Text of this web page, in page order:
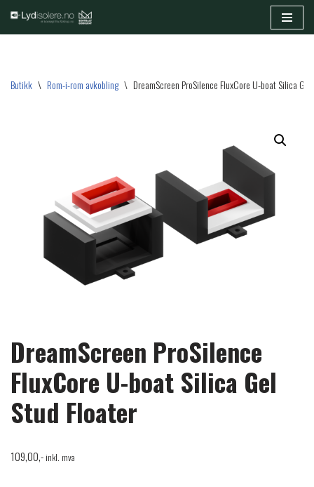
Hopp
Butikk \ Rom-i-rom avkobling \ DreamScreen ProSilence FluxCore U-boat Silica
DreamScreen ProSilence
FluxCore U-boat Silica Gel
Stud Floater
109,00,- inkl. mva